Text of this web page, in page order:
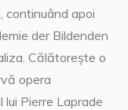
continuând apoi
der Bildenden
Călătorește o
opera
Pierre Laprade